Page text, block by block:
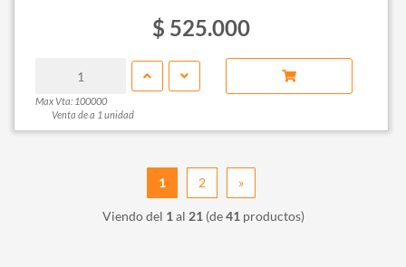
$ 525.000
Max Vta: 100000
Venta de a 1 unidad
1 2 »
Viendo del 1 al 21 (de41 productos)